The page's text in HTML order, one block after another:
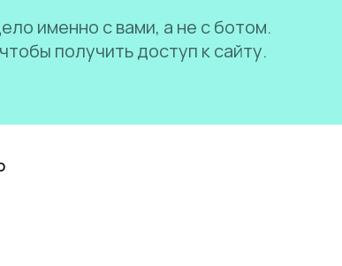
именно с вами, а не с ботом.
получить доступ к сайту.